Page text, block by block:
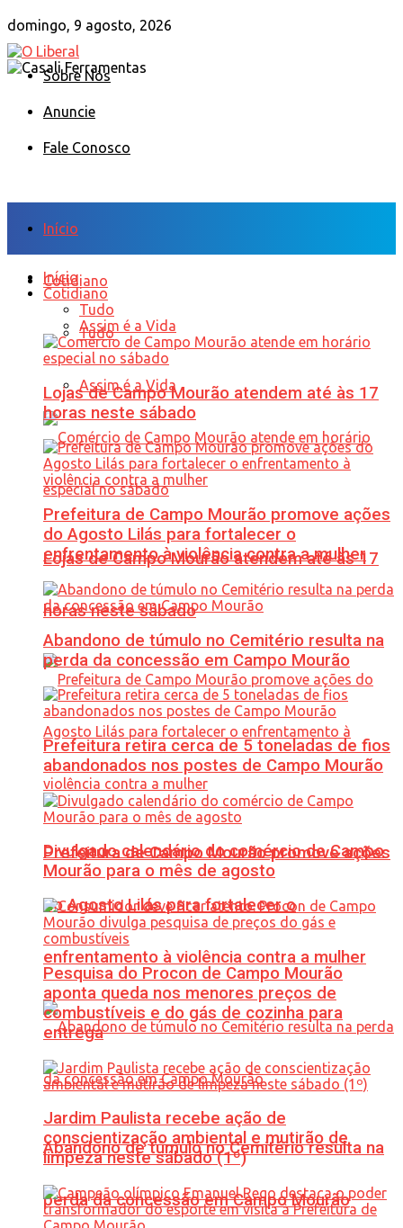
domingo, 9 agosto, 2026
Sobre Nós
Anuncie
Fale Conosco
Início
Cotidiano
Tudo
Assim é a Vida
Lojas de Campo Mourão atendem até às 17
horas neste sábado
Prefeitura de Campo Mourão promove ações
do Agosto Lilás para fortalecer o
enfrentamento à violência contra a mulher
Abandono de túmulo no Cemitério resulta na
perda da concessão em Campo Mourão
Início
Cotidiano
Tudo
Assim é a Vida
Lojas de Campo Mourão atendem até às 17
horas neste sábado
Prefeitura de Campo Mourão promove ações
do Agosto Lilás para fortalecer o
enfrentamento à violência contra a mulher
Abandono de túmulo no Cemitério resulta na
perda da concessão em Campo Mourão
Prefeitura retira cerca de 5 toneladas de fios
abandonados nos postes de Campo Mourão
Divulgado calendário do comércio de Campo
Mourão para o mês de agosto
Pesquisa do Procon de Campo Mourão
aponta queda nos menores preços de
combustíveis e do gás de cozinha para
entrega
Jardim Paulista recebe ação de
conscientização ambiental e mutirão de
limpeza neste sábado (1º)